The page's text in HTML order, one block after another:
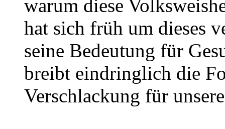
warum diese
hat sich früh um dieses
seine Bedeutung für
breibt eindringlich die
Verschlackung für